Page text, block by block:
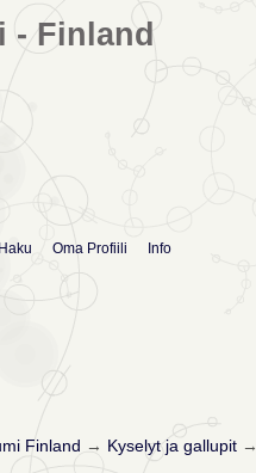
- Finland
Haku Oma Profiili Info
Finland → Kyselyt ja gallupit→